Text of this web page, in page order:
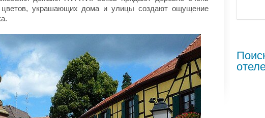
украшающих дома и улицы создают ощущение